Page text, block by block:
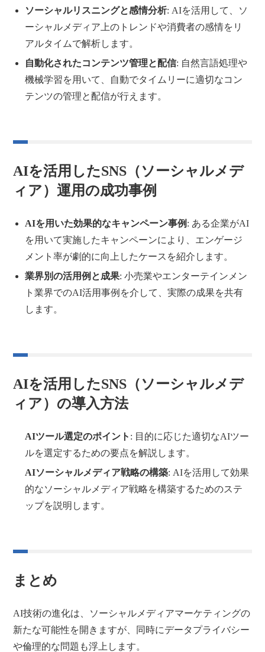
ソーシャルリスニングと感情分析: AIを活用して、ソ
ーシャルメディア上のトレンドや消費者の感情をリ
アルタイムで解析します。
自動化されたコンテンツ管理と配信: 自然言語処理や
機械学習を用いて、自動でタイムリーに適切なコン
テンツの管理と配信が行えます。
AIを活用したSNS（ソーシャルメデ
ィア）運用の成功事例
AIを用いた効果的なキャンペーン事例 : ある企業がAI
を用いて実施したキャンペーンにより、エンゲージ
メント率が劇的に向上したケースを紹介します。
業界別の活用例と成果: 小売業やエンターテインメン
ト業界でのAI活用事例を介して、実際の成果を共有
します。
AIを活用したSNS（ソーシャルメデ
ィア）の導入方法
AIツール選定のポイント : 目的に応じた適切なAIツー
ルを選定するための要点を解説します。
AIソーシャルメディア戦略の構築: AIを活用して効果
的なソーシャルメディア戦略を構築するためのステ
ップを説明します。
まとめ
AI技術の進化は、ソーシャルメディアマーケティングの
新たな可能性を開きますが、同時にデータプライバシー
や倫理的な問題も浮上します。